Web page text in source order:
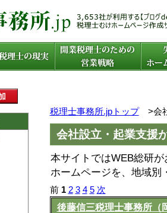
税理士事務所.jpトップ>会社
会社設立・起業支援
本サイトではWEB総研
ホームページを、地域別
前 1 2 3 4 5 次
後藤信三税理士事務所（